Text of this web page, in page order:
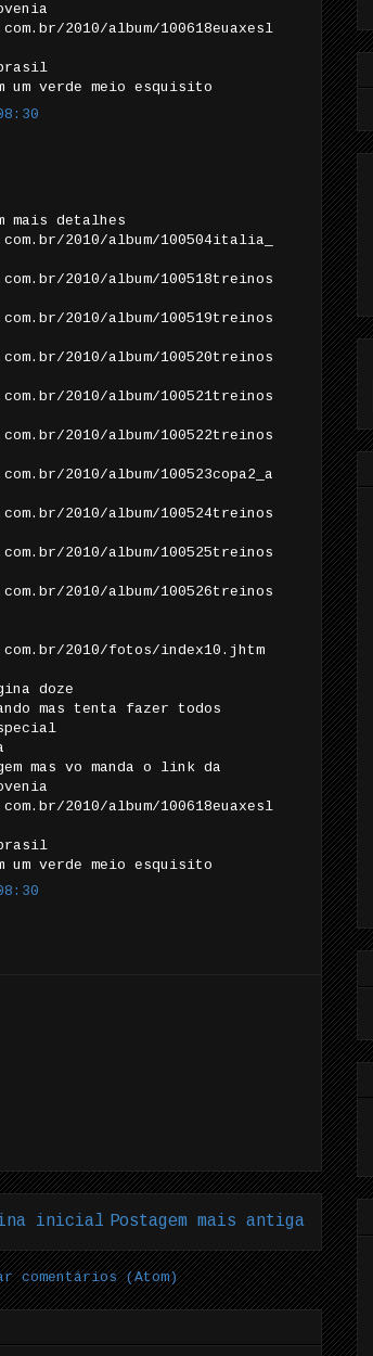
2010/album/100618euaxesl
verde meio esquisito
mais detalhes
2010/album/100504italia_
2010/album/100518treinos
2010/album/100519treinos
2010/album/100520treinos
2010/album/100521treinos
2010/album/100522treinos
2010/album/100523copa2_a
2010/album/100524treinos
2010/album/100525treinos
2010/album/100526treinos
2010/fotos/index10.jhtm
doze
mas tenta fazer todos
mas vo manda o link da
2010/album/100618euaxesl
verde meio esquisito
Postagem mais antiga
inicial
comentários (Atom)